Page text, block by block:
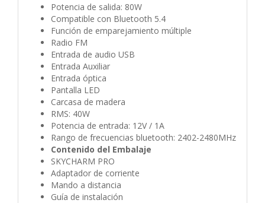
Potencia de salida: 80W
Compatible con Bluetooth 5.4
Función de emparejamiento múltiple
Radio FM
Entrada de audio USB
Entrada Auxiliar
Entrada óptica
Pantalla LED
Carcasa de madera
RMS: 40W
Potencia de entrada: 12V / 1A
Rango de frecuencias bluetooth: 2402-2480MHz
Contenido del Embalaje
SKYCHARM PRO
Adaptador de corriente
Mando a distancia
Guía de instalación